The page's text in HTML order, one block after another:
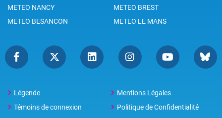
METEO PARIS
METEO TOULOUSE
METEO NANTES
METEO MONTPELLIER
METEO RENNES
METEO MARSEILLE